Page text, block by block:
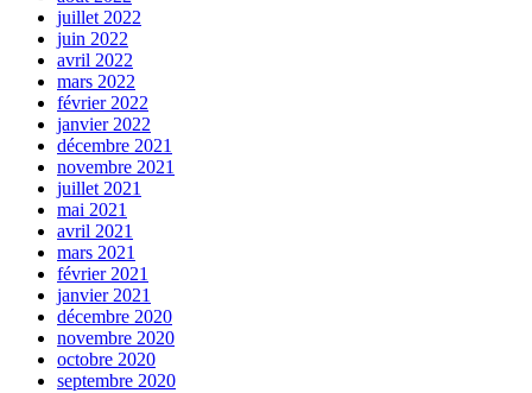
juillet 2022
juin 2022
avril 2022
mars 2022
février 2022
janvier 2022
décembre 2021
novembre 2021
juillet 2021
mai 2021
avril 2021
mars 2021
février 2021
janvier 2021
décembre 2020
novembre 2020
octobre 2020
septembre 2020